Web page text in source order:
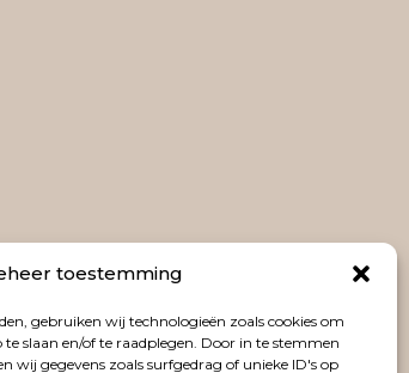
toestemming
gebruiken wij technologieën zoals cookies om
slaan en/of te raadplegen. Door in te stemmen
wij gegevens zoals surfgedrag of unieke ID's op